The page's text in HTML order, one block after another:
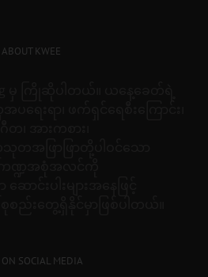
ABOUT KWEE
SOCIAL MEDIA